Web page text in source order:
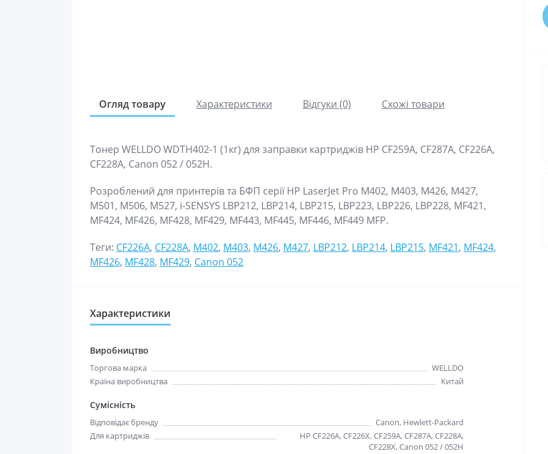
Огляд товару Характеристики Відгуки (0) Схожі товари
Тонер WELLDO WDTH402-1 (1кг) для заправки картриджів HP CF259A, CF287A, CF226A,
CF228A, Canon 052 / 052H.
Розроблений для принтерів та БФП серії HP LaserJet Pro M402, M403, M426, M427,
M501, M506, M527, i-SENSYS LBP212, LBP214, LBP215, LBP223, LBP226, LBP228, MF421,
MF424, MF426, MF428, MF429, MF443, MF445, MF446, MF449 MFP.
Теги: CF226A, CF228A, M402, M403, M426, M427, LBP212, LBP214, LBP215, MF421, MF424,
MF426, MF428, MF429, Canon 052
Характеристики
Виробництво
Торгова марка
WELLDO
Країна виробництва
Китай
Сумісність
Відповідає бренду
Canon, Hewlett-Packard
Для картриджів
HP CF226A, CF226X, CF259A, CF287A, CF228A,
CF228X, Canon 052 / 052H